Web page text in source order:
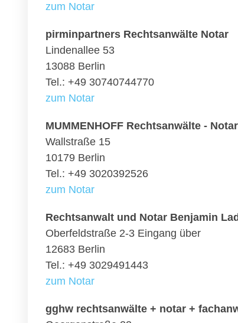
zum Notar
pirminpartners Rechtsanwälte Notar
Lindenallee 53
13088 Berlin
Tel.: +49 30740744770
zum Notar
MUMMENHOFF Rechtsanwälte - Notar
Wallstraße 15
10179 Berlin
Tel.: +49 3020392526
zum Notar
Rechtsanwalt und Notar Benjamin
Oberfeldstraße 2-3 Eingang über
12683 Berlin
Tel.: +49 3029491443
zum Notar
gghw rechtsanwälte + notar +